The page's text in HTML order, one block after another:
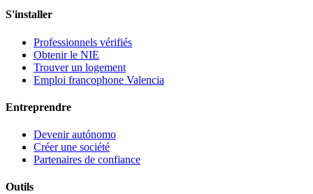
S'installer
Professionnels vérifiés
Obtenir le NIE
Trouver un logement
Emploi francophone Valencia
Entreprendre
Devenir autónomo
Créer une société
Partenaires de confiance
Outils